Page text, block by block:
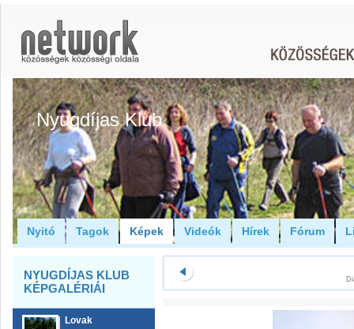
Nyugdíjas Klub
Nyitó Tagok Képek Videók Hírek Fórum
NYUGDÍJAS KLUB
KÉPGALÉRIÁI
Lovak